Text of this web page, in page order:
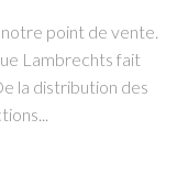
point de vente.
Lambrechts fait
la distribution des